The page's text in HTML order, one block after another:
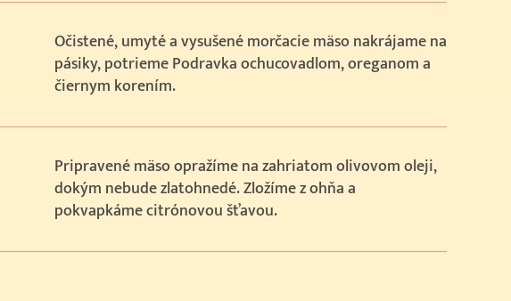
Očistené, umyté a vysušené morčacie mäso nakrájame na
pásiky, potrieme Podravka ochucovadlom, oreganom a
čiernym korením.
Pripravené mäso opražíme na zahriatom olivovom oleji,
dokým nebude zlatohnedé. Zložíme z ohňa a
pokvapkáme citrónovou šťavou.